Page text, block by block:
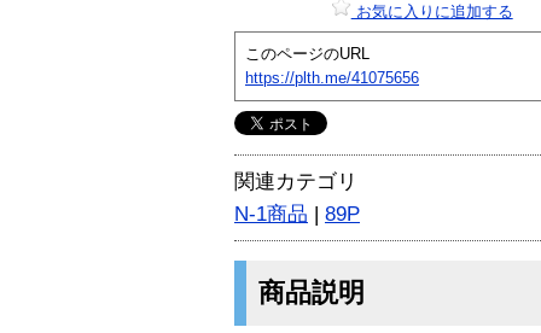
お気に入りに追加する
このページのURL
https://plth.me/41075656
関連カテゴリ
N-1商品 | 89P
商品説明